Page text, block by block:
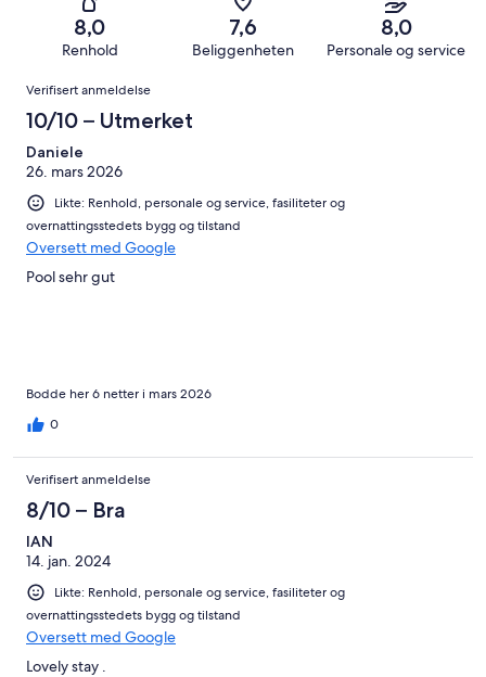
anmeldelser.
anmeldelser.
anmeldelser.
431
anmeldelser.
Forferdelig.
av
431
anmeldelser.
8,0
Renhold
7,6
Beliggenheten
8,0
Personale og service
Anmeldelser
Verifisert anmeldelse
10/10 – Utmerket
Daniele
26. mars 2026
Likte: Renhold, personale og service, fasiliteter og
overnattingsstedets bygg og tilstand
Oversett med Google
Pool sehr gut
Bodde her 6 netter i mars 2026
0
Verifisert anmeldelse
8/10 – Bra
IAN
14. jan. 2024
Likte: Renhold, personale og service, fasiliteter og
overnattingsstedets bygg og tilstand
Oversett med Google
Lovely stay .